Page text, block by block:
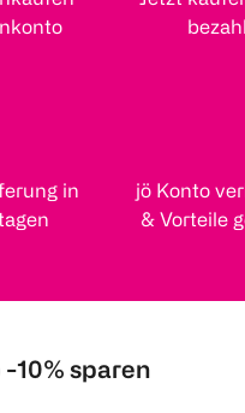
in
jö Konto
& Vorteile
10% sparen